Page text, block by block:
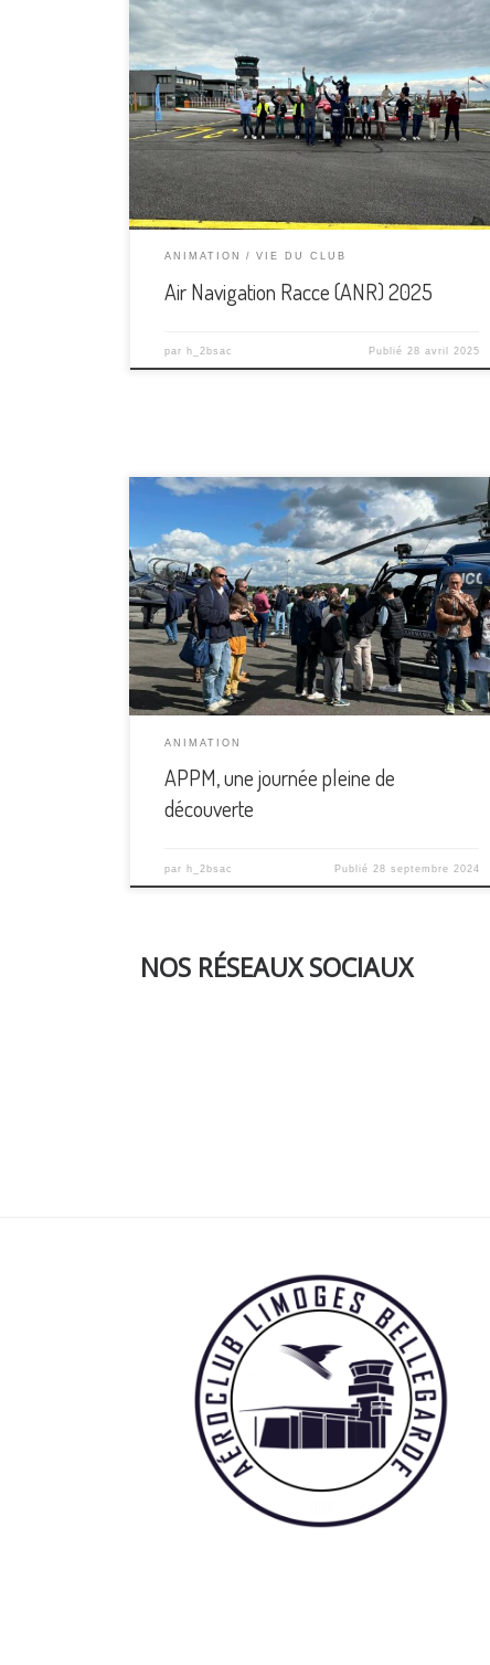
Une belle journée hier à Bellegarde avec
l’organisation d’un Rallye aérien de précision,
appelé également ANR (« Air Navigation Race » en
anglais). Une petite dizaine d’équipage, dont un
100% féminin, a participé à ce challenge organisé
par le CRA Nouvelle-Aquitaine en collaboration avec
notre aeroclub. Certains venaient d horizons […]
ANIMATION VIE DU CLUB
Air Navigation Racce (ANR) 2025
par h_2bsac Publié 28 avril 2025
Un grand merci à tous les jeunes et leurs familles
qui sont venus aujourd’hui au rdv de l’APPM «
Aéronautique, pourquoi pas moi ? », organisé
communément par le Comité Régional de la
Nouvelle Aquitaine et par l’Aeroclub Limoges
Bellegarde sur l’Aéroport de Limoges. Tous ont pu
découvrir différents métiers […]
ANIMATION
APPM, une journée pleine de
découverte
par h_2bsac Publié 28 septembre 2024
NOS RÉSEAUX SOCIAUX